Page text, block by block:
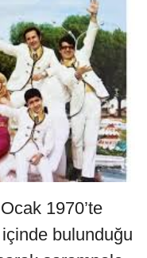
1970’te
bulunduğu